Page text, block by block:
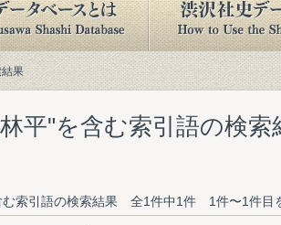
果
平"を含む索引語の検索
む索引語の検索結果 全1件中1件 1件〜1件目